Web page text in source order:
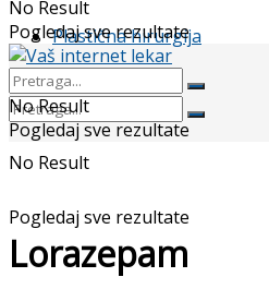
Plastična hirurgija
No Result
Pogledaj sve rezultate
No Result
Pogledaj sve rezultate
No Result
Pogledaj sve rezultate
Lorazepam